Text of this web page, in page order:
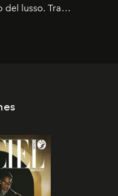
lusso. Tra
cultura
le maison